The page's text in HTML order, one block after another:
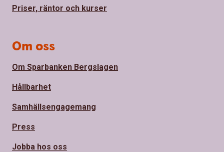
Priser, räntor och kurser
Om oss
Om Sparbanken Bergslagen
Hållbarhet
Samhällsengagemang
Press
Jobba hos oss